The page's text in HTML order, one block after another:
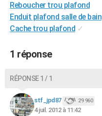
Destinations
City break
Voyage nature
Voyage de noces
Forum
Climat
+PHOTO
GUIDES D'ACHAT
BONS PLANS
Dictionnaire
Biographies
Citations
Expressions
Proverbes
PROGRAMME TV
Reboucher trou plafond
Enduit plafond salle de bain
Cache trou plafond ✓
1 réponse
RÉPONSE 1 / 1
stf_jpd87 29 960
4 juil. 2012 à 11:42